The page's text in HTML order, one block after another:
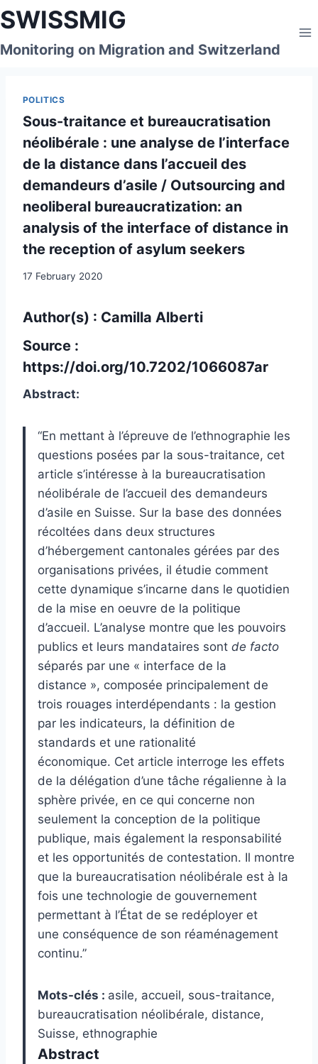
Skip
to
content
SWISSMIG
Monitoring on Migration and Switzerland
POLITICS
Sous-traitance et bureaucratisation
néolibérale : une analyse de l’interface
de la distance dans l’accueil des
demandeurs d’asile / Outsourcing and
neoliberal bureaucratization: an
analysis of the interface of distance in
the reception of asylum seekers
17 February 2020
Author(s) : Camilla Alberti
Source :
https://doi.org/10.7202/1066087ar
Abstract:
“En mettant à l’épreuve de l’ethnographie les
questions posées par la sous-traitance, cet
article s’intéresse à la bureaucratisation
néolibérale de l’accueil des demandeurs
d’asile en Suisse. Sur la base des données
récoltées dans deux structures
d’hébergement cantonales gérées par des
organisations privées, il étudie comment
cette dynamique s’incarne dans le quotidien
de la mise en oeuvre de la politique
d’accueil. L’analyse montre que les pouvoirs
publics et leurs mandataires sont de facto
séparés par une « interface de la
distance », composée principalement de
trois rouages interdépendants : la gestion
par les indicateurs, la définition de
standards et une rationalité
économique. Cet article interroge les effets
de la délégation d’une tâche régalienne à la
sphère privée, en ce qui concerne non
seulement la conception de la politique
publique, mais également la responsabilité
et les opportunités de contestation. Il montre
que la bureaucratisation néolibérale est à la
fois une technologie de gouvernement
permettant à l’État de se redéployer et
une conséquence de son réaménagement
continu.”
Mots-clés : asile, accueil, sous-traitance,
bureaucratisation néolibérale, distance,
Suisse, ethnographie
Abstract